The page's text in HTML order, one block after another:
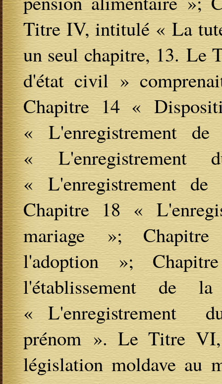
Titre IV, intitulé « La
un seul chapitre, 13. Le
d'état civil »
Chapitre 14 «
« L'enregistrement
«
« L'enregistrement
Chapitre 18 «
mariage »;
l'adoption »;
l'établissement de
« L'enregistrement
prénom ». Le Titre
législation moldave au